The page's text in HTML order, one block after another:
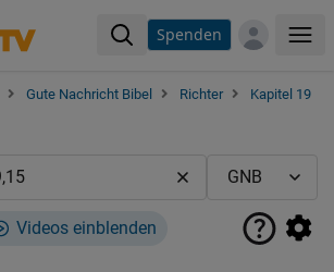
Spenden
Gute Nachricht Bibel Richter
Kapitel 19
Videos einblenden